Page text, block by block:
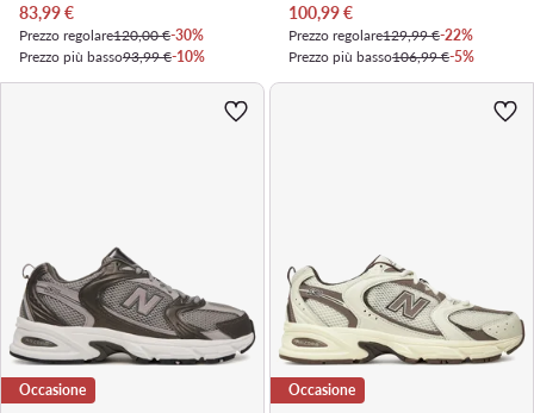
Prezzo attuale
83,99€
Prezzo regolare120,00 €-30%
Prezzo più basso93,99 €-10%
Prezzo attuale
100,99€
Prezzo regolare129,99 €-22%
Prezzo più basso106,99 €-5%
Occasione Occasione